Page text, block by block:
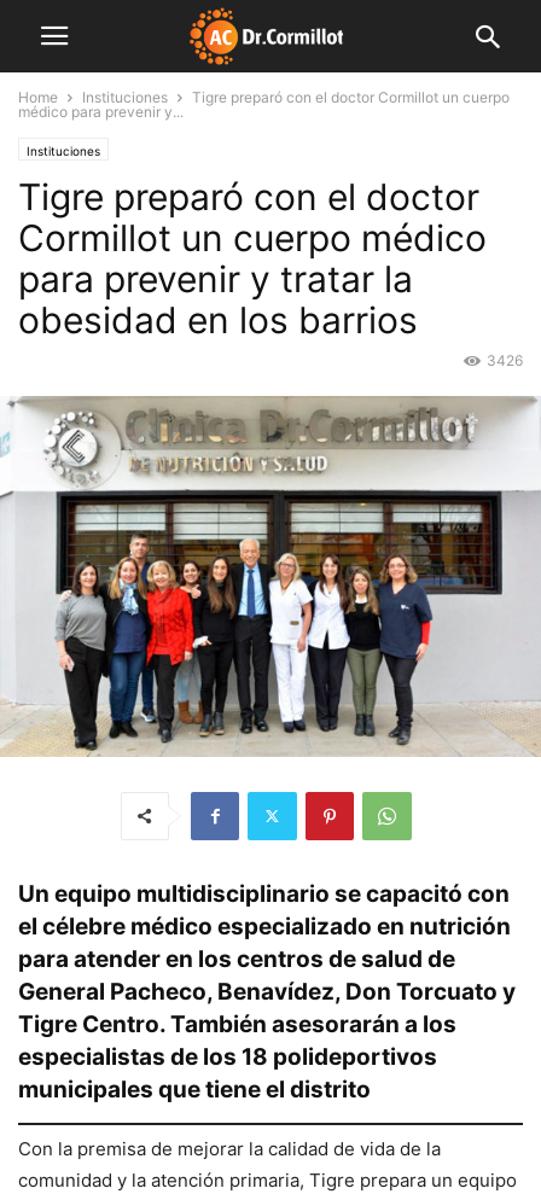
Home Instituciones
Tigre preparó con el doctor Cormillot un cuerpo
médico para prevenir y...
Instituciones
Tigre preparó con el doctor
Cormillot un cuerpo médico
para prevenir y tratar la
obesidad en los barrios
3426
Un equipo multidisciplinario se capacitó con
el célebre médico especializado en nutrición
para atender en los centros de salud de
General Pacheco, Benavídez, Don Torcuato y
Tigre Centro. También asesorarán a los
especialistas de los 18 polideportivos
municipales que tiene el distrito
Con la premisa de mejorar la calidad de vida de la
comunidad y la atención primaria, Tigre prepara un equipo